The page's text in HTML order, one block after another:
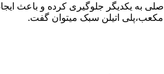
به یکدیگر جلوگیری کرده و باعث